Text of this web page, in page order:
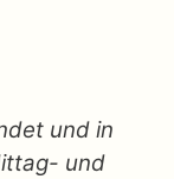
und in
und